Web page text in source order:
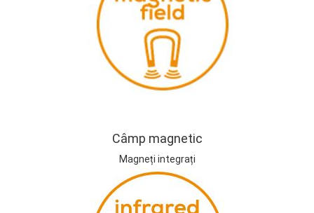
Câmp magnetic
Magneți integrați